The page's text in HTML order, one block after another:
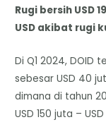
Rugi bersih USD
USD akibat rugi
Di Q1 2024, DOID
sebesar USD 40
dimana di tahun
USD 150 juta –